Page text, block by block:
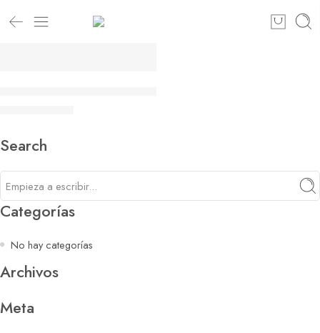
Search
Categorías
No hay categorías
Archivos
Meta